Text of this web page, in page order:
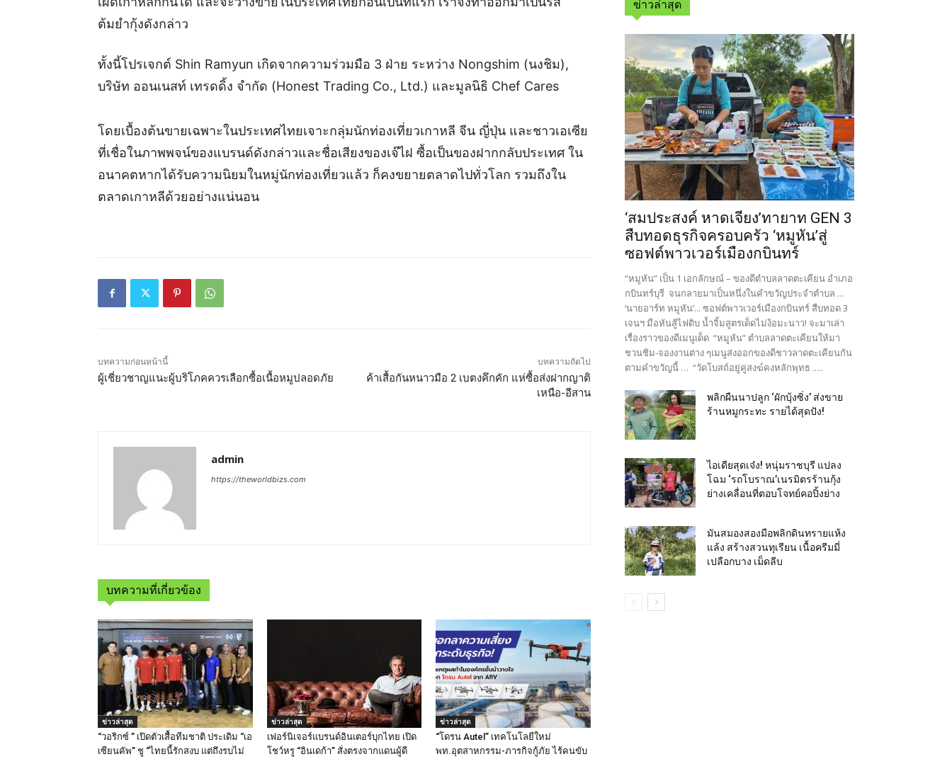
ต้มยำกุ้งดังกล่าว
ทั้งนี้โปรเจกต์ Shin Ramyun เกิดจากความร่วมมือ 3 ฝ่าย ระหว่าง Nongshim (นงชิม),
บริษัท ออนเนสท์ เทรดดิ้ง จำกัด (Honest Trading Co., Ltd.) และมูลนิธิ Chef Cares
โดยเบื้องต้นขายเฉพาะในประเทศไทยเจาะกลุ่มนักท่องเที่ยวเกาหลี จีน ญี่ปุ่น และชาวเอเซีย
ที่เชื่อในภาพพจน์ของแบรนด์ดังกล่าวและชื่อเสียงของเจ๊ไฝ ซื้อเป็นของฝากกลับประเทศ ใน
อนาคตหากได้รับความนิยมในหมู่นักท่องเที่ยวแล้ว ก็คงขยายตลาดไปทั่วโลก รวมถึงใน
ตลาดเกาหลีด้วยอย่างแน่นอน
บทความก่อนหน้านี้
ผู้เชี่ยวชาญแนะผู้บริโภคควรเลือกซื้อเนื้อหมูปลอดภัย
บทความถัดไป
ค้าเสื้อกันหนาวมือ 2 เบตงคึกคัก แห่ซื้อส่งฝากญาติ
เหนือ-อีสาน
admin
https://theworldbizs.com
บทความที่เกี่ยวข้อง
ข่าวล่าสุด
“วอริกซ์ ” เปิดตัวเสื้อทีมชาติ ประเดิม “เอ
เซียนคัพ” ชู “ไทยนี้รักสงบ แต่ถึงรบไม่
ข่าวล่าสุด
เฟอร์นิเจอร์แบรนด์อินเตอร์บุกไทย เปิด
โชว์หรู “อินเดก้า” สั่งตรงจากแดนผู้ดี
ข่าวล่าสุด
“โดรน Autel” เทคโนโลยีใหม่
พท.อุตสาหกรรม-ภารกิจกู้ภัย ไร้คนขับ
ข่าวล่าสุด
‘สมประสงค์ หาดเจียง’ทายาท GEN 3
สืบทอดธุรกิจครอบครัว ‘หมูหัน’สู่
ซอฟต์พาวเวอร์เมืองกบินทร์
“หมูหัน” เป็น 1 เอกลักษณ์ – ของดีตำบลลาดตะเคียน อำเภอ
กบินทร์บุรี จนกลายมาเป็นหนึ่งในคำขวัญประจำตำบล ...
‘นายอาร์ท หมูหัน’... ซอฟต์พาวเวอร์เมืองกบินทร์ สืบทอด 3
เจนฯ มือหันสู้ไฟดิบ น้ำจิ้มสูตรเด็ดไม่ง้อมะนาว! จะมาเล่า
เรื่องราวของดีเมนูเด็ด “หมูหัน” ตำบลลาดตะเคียนให้มา
ชวนชิม-จองงานต่าง ๆเมนูส่งออกของดีชาวลาดตะเคียนกัน
ตามคำขวัญนี้ … “วัดโบสถ์อยู่คู่สงฆ์คงหลักพุทธ .....
พลิกผืนนาปลูก ‘ผักบุ้งซิ่ง’ ส่งขาย
ร้านหมูกระทะ รายได้สุดปัง!
ไอเดียสุดเจ๋ง! หนุ่มราชบุรี แปลง
โฉม ‘รถโบราณ’เนรมิตรร้านกุ้ง
ย่างเคลื่อนที่ตอบโจทย์คอปิ้งย่าง
มันสมองสองมือพลิกดินทรายแห้ง
แล้ง สร้างสวนทุเรียน เนื้อครีมมี่
เปลือกบาง เม็ดลีบ